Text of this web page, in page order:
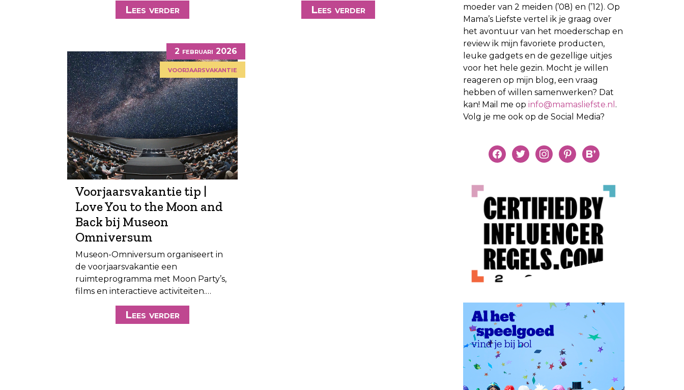
Lees verder Lees verder
2 februari 2026
voorjaarsvakantie
Voorjaarsvakantie tip |
Love You to the Moon and
Back bij Museon
Omniversum
Museon-Omniversum organiseert in
de voorjaarsvakantie een
ruimteprogramma met Moon Party’s,
films en interactieve activiteiten.…
Lees verder
moeder van 2 meiden (’08) en (’12). Op
Mama’s Liefste vertel ik je graag over
het avontuur van het moederschap en
review ik mijn favoriete producten,
leuke gadgets en de gezellige uitjes
voor het hele gezin. Mocht je willen
reageren op mijn blog, een vraag
hebben of willen samenwerken? Dat
kan! Mail me op info@mamasliefste.nl .
Volg je me ook op de Social Media?
facebooktwitterinstagrampinterestbloglovin